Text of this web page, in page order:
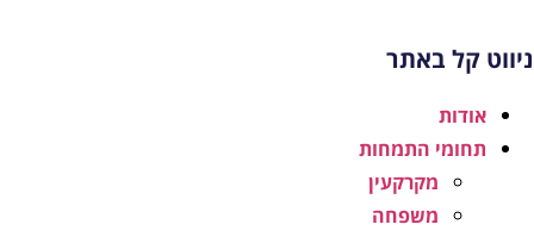
קל באתר
אודות
תחומי התמחות
מקרקעין
משפחה